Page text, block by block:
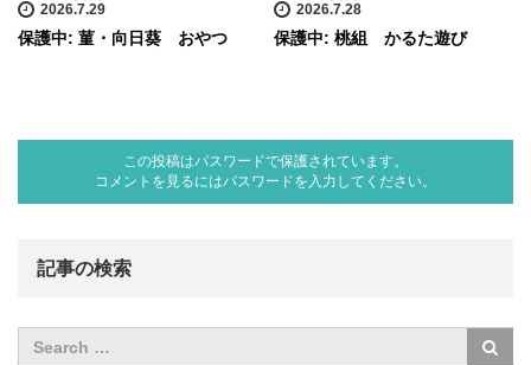
2026.7.29
保護中: 菫・向日葵 おやつ
2026.7.28
保護中: 桃組 かるた遊び
この投稿はパスワードで保護されています。
コメントを見るにはパスワードを入力してください。
記事の検索